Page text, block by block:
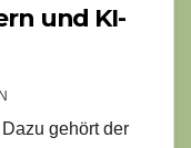
und KI-
gehört der